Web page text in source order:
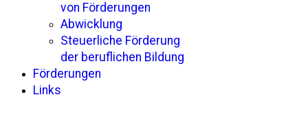
von Förderungen
Abwicklung
Steuerliche Förderung
der beruflichen Bildung
Förderungen
Links